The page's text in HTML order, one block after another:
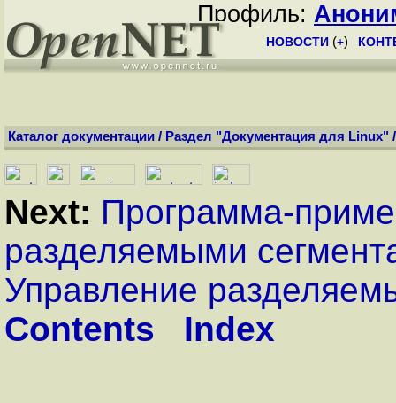
Профиль:
НОВОСТИ (+)
Каталог документации / Раздел "Документация для Linux"
Next: Программа-
разделяемыми
Управление
Contents
Index